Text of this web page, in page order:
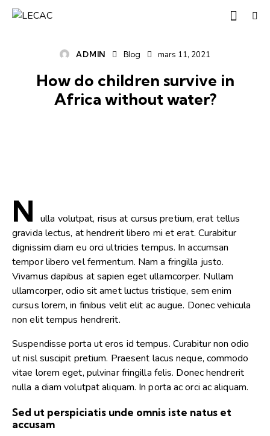
ADMIN Blog mars 11, 2021
How do children survive in
Africa without water?
N ulla volutpat, risus at cursus pretium, erat tellus
gravida lectus, at hendrerit libero mi et erat. Curabitur
dignissim diam eu orci ultricies tempus. In accumsan
tempor libero vel fermentum. Nam a fringilla justo.
Vivamus dapibus at sapien eget ullamcorper. Nullam
ullamcorper, odio sit amet luctus tristique, sem enim
cursus lorem, in finibus velit elit ac augue. Donec vehicula
non elit tempus hendrerit.
Suspendisse porta ut eros id tempus. Curabitur non odio
ut nisl suscipit pretium. Praesent lacus neque, commodo
vitae lorem eget, pulvinar fringilla felis. Donec hendrerit
nulla a diam volutpat aliquam. In porta ac orci ac aliquam.
Sed ut perspiciatis unde omnis iste natus et
accusam